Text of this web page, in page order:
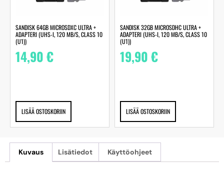
SANDISK 64GB MICROSDXC ULTRA +
ADAPTERI (UHS-I, 120 MB/S, CLASS 10
(U1))
14,90€
LISÄÄ OSTOSKORIIN
SANDISK 32GB MICROSDHC ULTRA +
ADAPTERI (UHS-I, 120 MB/S, CLASS 10
(U1))
19,90€
LISÄÄ OSTOSKORIIN
Kuvaus Lisätiedot Käyttöohjeet